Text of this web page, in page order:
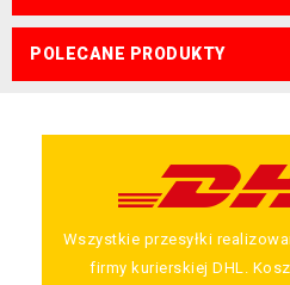
POLECANE PRODUKTY
Wszystkie przesyłki
firmy kurierskiej DHL.